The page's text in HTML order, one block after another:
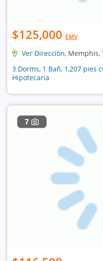
$125,000 EMV
Ver Dirección, Memphis,
3 Dorms, 1 Bañ, 1,207 pies
Hipotecaria
7